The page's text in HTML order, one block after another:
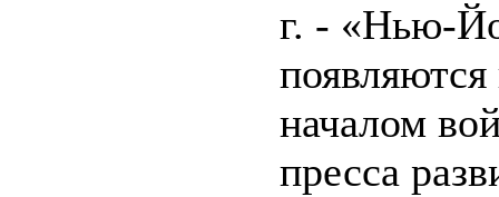
г. - «Нью-
началом
пресса